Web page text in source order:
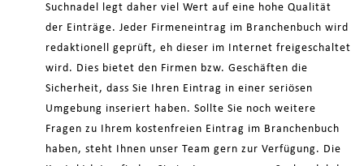
Suchnadel legt daher viel Wert auf eine hohe Qualität
der Einträge. Jeder Firmeneintrag im Branchenbuch wird
redaktionell geprüft, eh dieser im Internet freigeschaltet
wird. Dies bietet den Firmen bzw. Geschäften die
Sicherheit, dass Sie Ihren Eintrag in einer seriösen
Umgebung inseriert haben. Sollte Sie noch weitere
Fragen zu Ihrem kostenfreien Eintrag im Branchenbuch
haben, steht Ihnen unser Team gern zur Verfügung. Die